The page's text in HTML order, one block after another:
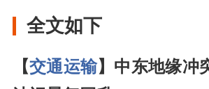
全文如下
【交通运输】中东地缘冲